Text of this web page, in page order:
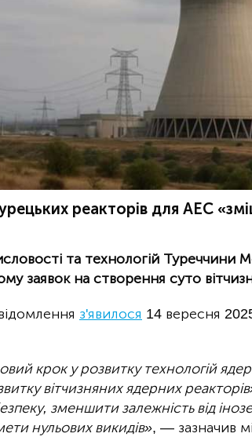
реакторів для АЕС
та технологій Туреччини
заявок на створення суто
з'явилося 14 вересня
крок у розвитку технологій
вітчизняних ядерних
зменшити залежність від
нульових викидів», — зазначив